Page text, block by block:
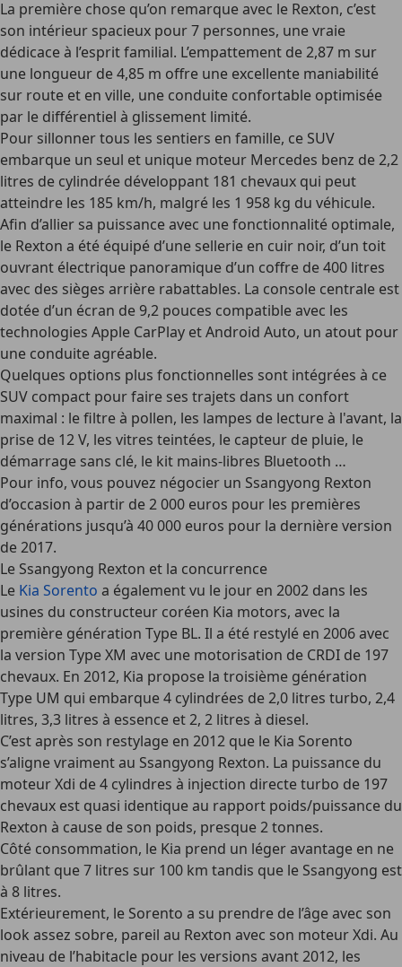
La première chose qu’on remarque avec le Rexton, c’est
son intérieur spacieux pour 7 personnes, une vraie
dédicace à l’esprit familial. L’empattement de 2,87 m sur
une longueur de 4,85 m offre une excellente maniabilité
sur route et en ville, une conduite confortable optimisée
par le différentiel à glissement limité.
Pour sillonner tous les sentiers en famille, ce SUV
embarque un seul et unique moteur Mercedes benz de 2,2
litres de cylindrée développant 181 chevaux qui peut
atteindre les 185 km/h, malgré les 1 958 kg du véhicule.
Afin d’allier sa puissance avec une fonctionnalité optimale,
le Rexton a été équipé d’une sellerie en cuir noir, d’un toit
ouvrant électrique panoramique d’un coffre de 400 litres
avec des sièges arrière rabattables. La console centrale est
dotée d’un écran de 9,2 pouces compatible avec les
technologies Apple CarPlay et Android Auto, un atout pour
une conduite agréable.
Quelques options plus fonctionnelles sont intégrées à ce
SUV compact pour faire ses trajets dans un confort
maximal : le filtre à pollen, les lampes de lecture à l'avant, la
prise de 12 V, les vitres teintées, le capteur de pluie, le
démarrage sans clé, le kit mains-libres Bluetooth …
Pour info, vous pouvez négocier un Ssangyong Rexton
d’occasion à partir de 2 000 euros pour les premières
générations jusqu’à 40 000 euros pour la dernière version
de 2017.
Le Ssangyong Rexton et la concurrence
Le Kia Sorento a également vu le jour en 2002 dans les
usines du constructeur coréen Kia motors, avec la
première génération Type BL. Il a été restylé en 2006 avec
la version Type XM avec une motorisation de CRDI de 197
chevaux. En 2012, Kia propose la troisième génération
Type UM qui embarque 4 cylindrées de 2,0 litres turbo, 2,4
litres, 3,3 litres à essence et 2, 2 litres à diesel.
C’est après son restylage en 2012 que le Kia Sorento
s’aligne vraiment au Ssangyong Rexton. La puissance du
moteur Xdi de 4 cylindres à injection directe turbo de 197
chevaux est quasi identique au rapport poids/puissance du
Rexton à cause de son poids, presque 2 tonnes.
Côté consommation, le Kia prend un léger avantage en ne
brûlant que 7 litres sur 100 km tandis que le Ssangyong est
à 8 litres.
Extérieurement, le Sorento a su prendre de l’âge avec son
look assez sobre, pareil au Rexton avec son moteur Xdi. Au
niveau de l’habitacle pour les versions avant 2012, les